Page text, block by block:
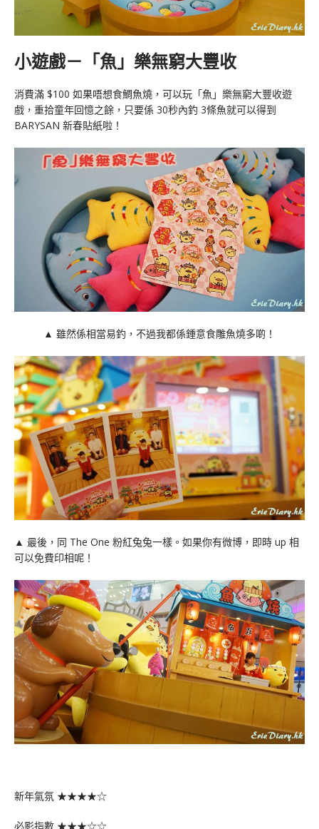
小遊戲－「魚」樂無窮大豐收
消費滿 $100 如果唔想食鯛魚燒，可以玩「魚」樂無窮大豐收遊
戲，重拾童年回憶之餘，只要係 30秒內釣 3條魚就可以得到
BARYSAN 新春貼紙啦！
▲ 雖然係相當易釣，不過我都係鍾意食雕魚燒多啲！
▲ 最後，同 The One 粉紅兔兔一樣。如果你有微博，即時 up 相
可以免費印相呢！
新年氣氛 ★★★★☆
必影指數 ★★★☆☆